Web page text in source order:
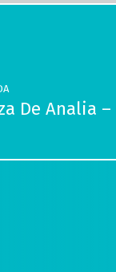
De Analia